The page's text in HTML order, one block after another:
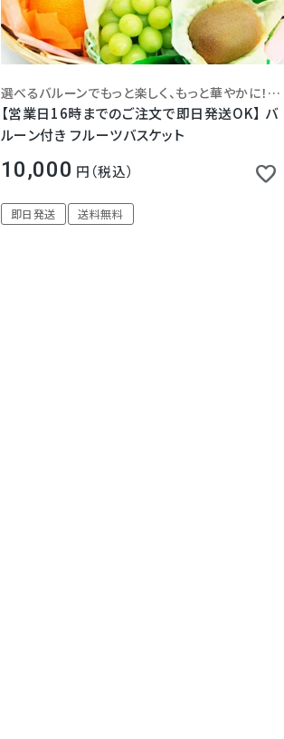
送料込(一部地域除く)
選べるバルーンでもっと楽しく、もっと華やかに！思わず笑顔になるバルーンと美味しいフルーツのサプライズ
【営業日16時までのご注文で即日発送OK】 バ
ルーン付き フルーツバスケット
10,000 税込
即日発送 送料無料